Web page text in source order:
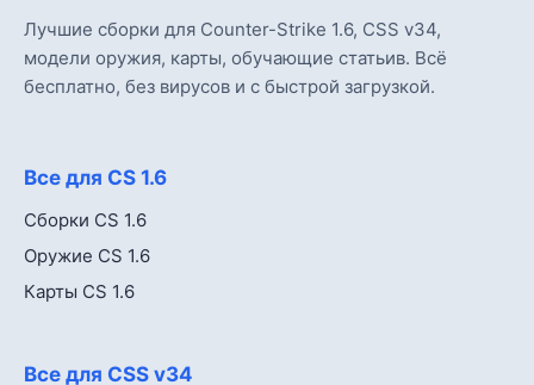
Лучшие сборки для Counter-Strike 1.6, CSS v34,
модели оружия, карты, обучающие статьив. Всё
бесплатно, без вирусов и с быстрой загрузкой.
Все для CS 1.6
Сборки CS 1.6
Оружие CS 1.6
Карты CS 1.6
Все для CSS v34